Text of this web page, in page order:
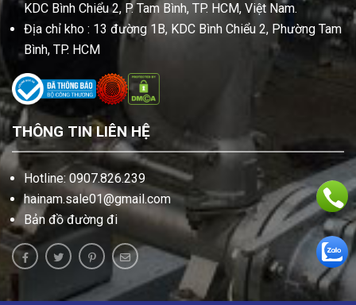
KDC Bình Chiểu 2, P. Tam Bình, TP. HCM, Việt Nam.
Địa chỉ kho : 13 đường 1B, KDC Bình Chiểu 2, Phường Tam
Bình, TP. HCM
THÔNG TIN LIÊN HỆ
Hotline: 0907.826.239
hainam.sale01@gmail.com
Bản đồ đường đi